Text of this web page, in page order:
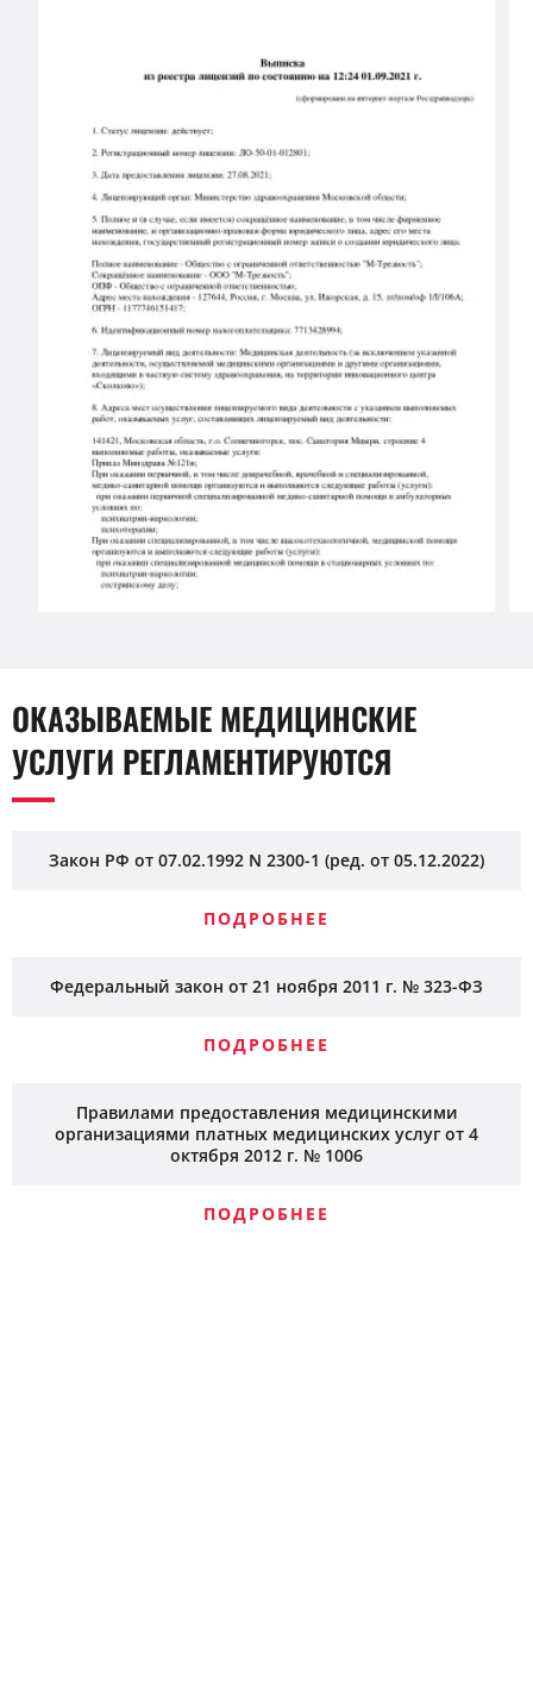
ОКАЗЫВАЕМЫЕ МЕДИЦИНСКИЕ
УСЛУГИ РЕГЛАМЕНТИРУЮТСЯ
Закон РФ от 07.02.1992 N 2300-1 (ред. от 05.12.2022)
ПОДРОБНЕЕ
Федеральный закон от 21 ноября 2011 г. № 323-ФЗ
ПОДРОБНЕЕ
Правилами предоставления медицинскими
организациями платных медицинских услуг от 4
октября 2012 г. № 1006
ПОДРОБНЕЕ